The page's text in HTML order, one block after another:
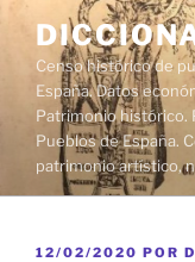
contenido
Censo histórico de
España. Datos
Patrimonio histórico.
Pueblos de España.
patrimonio artístico,
PUBLICADO
12/02/2020 POR